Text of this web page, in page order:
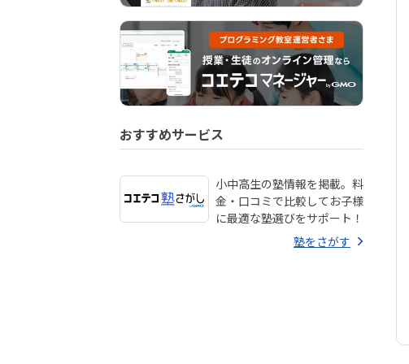
おすすめサービス
小中高生の塾情報を掲載。料
金・口コミで比較してお子様
に最適な塾選びをサポート！
塾をさがす